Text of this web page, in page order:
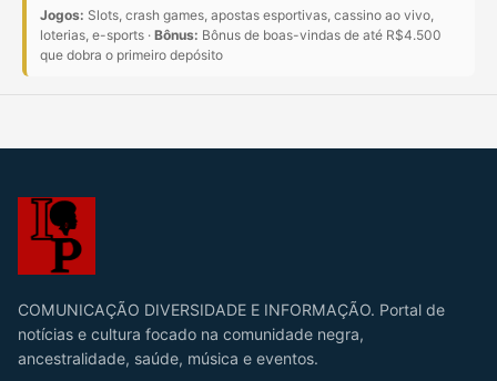
Jogos: Slots, crash games, apostas esportivas, cassino ao vivo,
loterias, e-sports · Bônus: Bônus de boas-vindas de até R$4.500
que dobra o primeiro depósito
COMUNICAÇÃO DIVERSIDADE E INFORMAÇÃO. Portal de
notícias e cultura focado na comunidade negra,
ancestralidade, saúde, música e eventos.